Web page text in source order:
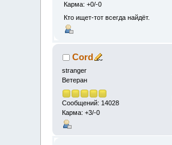
Карма: +0/-0
Кто ищет-тот всегда найдёт.
Cord
stranger
Ветеран
Сообщений: 14028
Карма: +3/-0